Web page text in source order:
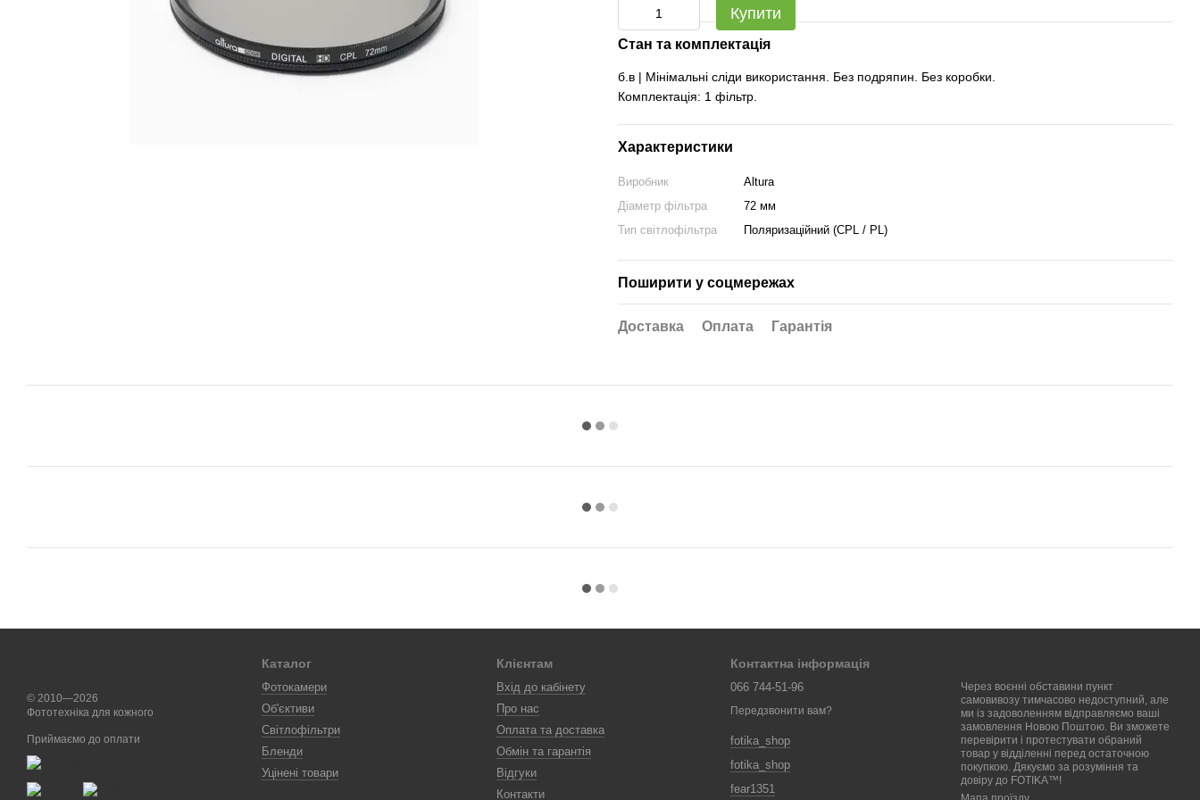
Купити
Стан та комплектація
б.в | Мінімальні сліди використання. Без подряпин. Без коробки.
Комплектація: 1 фільтр.
Характеристики
Виробник
Altura
Діаметр фільтра
72 мм
Тип світлофільтра
Поляризаційний (CPL / PL)
Поширити у соцмережах
Доставка Оплата Гарантія
© 2010—2026
Фототехніка для кожного
Приймаємо до оплати
Каталог
Фотокамери
Об'єктиви
Світлофільтри
Бленди
Уцінені товари
Клієнтам
Вхід до кабінету
Про нас
Оплата та доставка
Обмін та гарантія
Відгуки
Контакти
Контактна інформація
066 744-51-96
Передзвонити вам?
fotika_shop
fotika_shop
fear1351
Через воєнні обставини пункт
самовивозу тимчасово недоступний, але
ми із задоволенням відправляємо ваші
замовлення Новою Поштою. Ви зможете
перевірити і протестувати обраний
товар у відділенні перед остаточною
покупкою. Дякуємо за розуміння та
довіру до FOTIKA™!